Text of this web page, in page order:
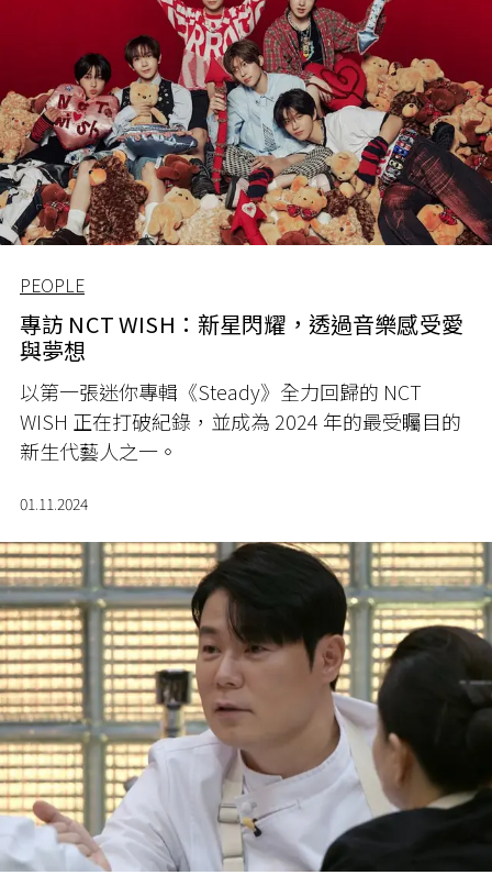
PEOPLE
專訪 NCT WISH：新星閃耀，透過音樂感受愛
與夢想
以第一張迷你專輯《Steady》全力回歸的 NCT
WISH 正在打破紀錄，並成為 2024 年的最受矚目的
新生代藝人之一。
01.11.2024